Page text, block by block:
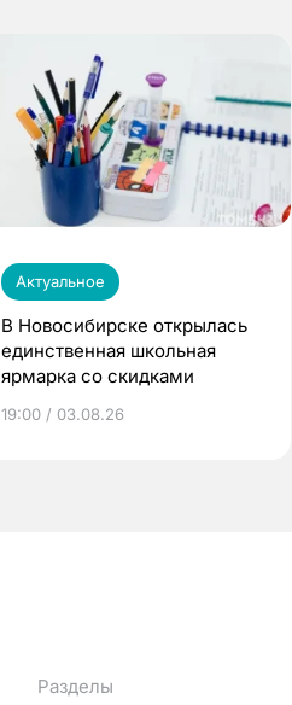
Актуальное
В Новосибирске открылась
единственная школьная
ярмарка со скидками
19:00 / 03.08.26
Разделы